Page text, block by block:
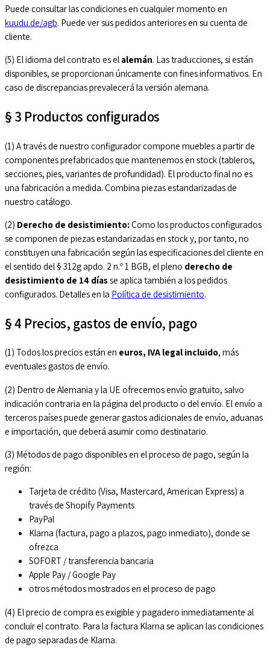
Puede consultar las condiciones en cualquier momento en
kuudu.de/agb. Puede ver sus pedidos anteriores en su cuenta de
cliente.
(5) El idioma del contrato es el alemán. Las traducciones, si están
disponibles, se proporcionan únicamente con fines informativos. En
caso de discrepancias prevalecerá la versión alemana.
§ 3 Productos configurados
(1) A través de nuestro configurador compone muebles a partir de
componentes prefabricados que mantenemos en stock (tableros,
secciones, pies, variantes de profundidad). El producto final no es
una fabricación a medida. Combina piezas estandarizadas de
nuestro catálogo.
(2) Derecho de desistimiento:Como los productos configurados
se componen de piezas estandarizadas en stock y, por tanto, no
constituyen una fabricación según las especificaciones del cliente en
el sentido del § 312g apdo. 2 n.º 1 BGB, el pleno derecho de
desistimiento de 14 díasse aplica también a los pedidos
configurados. Detalles en la Política de desistimiento.
§ 4 Precios, gastos de envío, pago
(1) Todos los precios están en euros, IVA legal incluido, más
eventuales gastos de envío.
(2) Dentro de Alemania y la UE ofrecemos envío gratuito, salvo
indicación contraria en la página del producto o del envío. El envío a
terceros países puede generar gastos adicionales de envío, aduanas
e importación, que deberá asumir como destinatario.
(3) Métodos de pago disponibles en el proceso de pago, según la
región:
Tarjeta de crédito (Visa, Mastercard, American Express) a
través de Shopify Payments
PayPal
Klarna (factura, pago a plazos, pago inmediato), donde se
ofrezca
SOFORT / transferencia bancaria
Apple Pay / Google Pay
otros métodos mostrados en el proceso de pago
(4) El precio de compra es exigible y pagadero inmediatamente al
concluir el contrato. Para la factura Klarna se aplican las condiciones
de pago separadas de Klarna.